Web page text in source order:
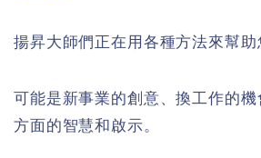
揚昇大師們正在用各種方法來幫助
可能是新事業的創意、換工作的
方面的智慧和啟示。